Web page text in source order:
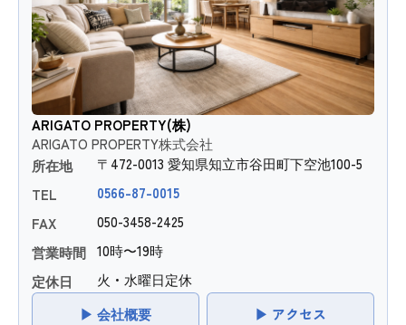
ARIGATO PROPERTY(株)
ARIGATO PROPERTY株式会社
所在地
〒472-0013 愛知県知立市谷田町下空池100-5
TEL
0566-87-0015
FAX
050-3458-2425
営業時間 10時〜19時
定休日
火・水曜日定休
▶ 会社概要
▶ アクセス